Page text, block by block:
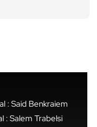
: Said Benkraiem
: Salem Trabelsi